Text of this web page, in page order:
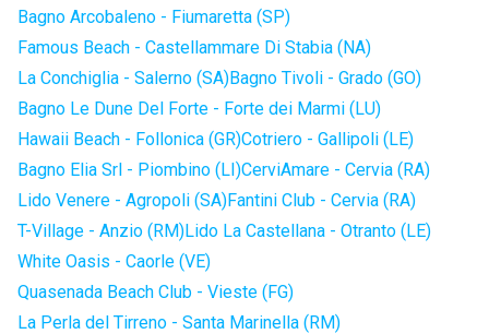
Bagno Arcobaleno - Fiumaretta (SP)
Famous Beach - Castellammare Di Stabia (NA)
La Conchiglia - Salerno (SA)Bagno Tivoli - Grado (GO)
Bagno Le Dune Del Forte - Forte dei Marmi (LU)
Hawaii Beach - Follonica (GR)Cotriero - Gallipoli (LE)
Bagno Elia Srl - Piombino (LI)CerviAmare - Cervia (RA)
Lido Venere - Agropoli (SA)Fantini Club - Cervia (RA)
T-Village - Anzio (RM)Lido La Castellana - Otranto (LE)
White Oasis - Caorle (VE)
Quasenada Beach Club - Vieste (FG)
La Perla del Tirreno - Santa Marinella (RM)